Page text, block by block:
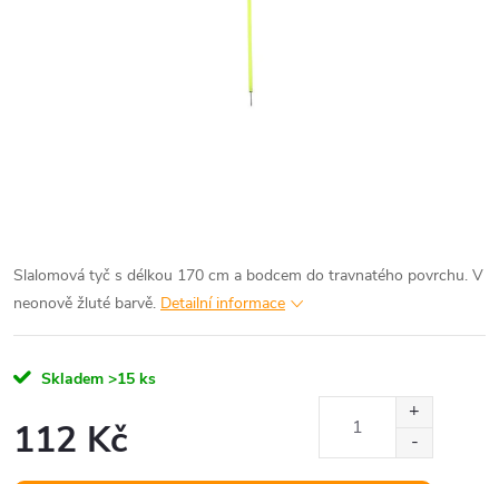
Slalomová tyč s délkou 170 cm a bodcem do travnatého povrchu. V
neonově žluté barvě. Detailní informace
Skladem >15 ks
112 Kč